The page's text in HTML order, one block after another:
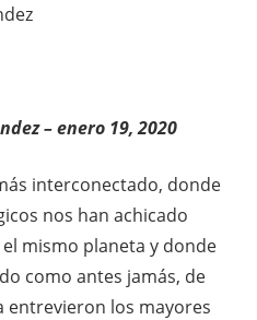
– enero 19, 2020
interconectado, donde
nos han achicado
mismo planeta y donde
como antes jamás, de
entrevieron los mayores